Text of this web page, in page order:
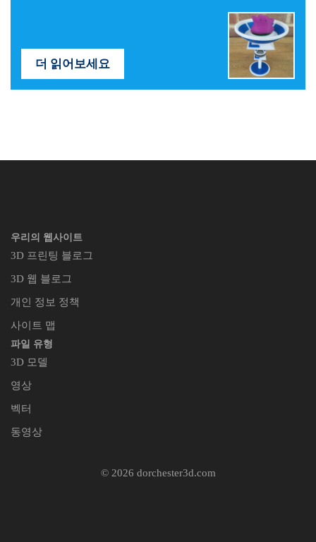
더 읽어보세요
우리의 웹사이트
3D 프린팅 블로그
3D 웹 블로그
개인 정보 정책
사이트 맵
파일 유형
3D 모델
영상
벡터
동영상
© 2026 dorchester3d.com